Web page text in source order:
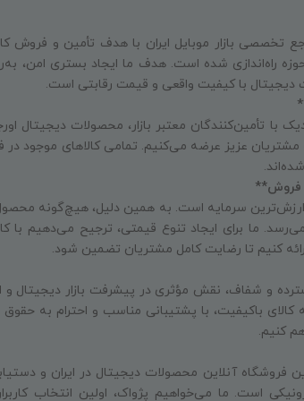
تخصصی بازار موبایل ایران با هدف تأمین و فروش
راه‌اندازی شده است. هدف ما ایجاد بستری امن،
دیجیتال با کیفیت واقعی و قیمت رقابتی است.
با تأمین‌کنندگان معتبر بازار، محصولات دیجیتال
مشتریان عزیز عرضه می‌کنیم. تمامی کالاهای موجود در
فروش**
سرمایه است. به همین دلیل، هیچ‌گونه
ما برای ایجاد تنوع قیمتی، ترجیح می‌دهیم
کنیم تا رضایت کامل مشتریان تضمین شود.
و شفاف، نقش مؤثری در پیشرفت بازار دیجیتال و
کالای باکیفیت، با پشتیبانی مناسب و احترام به
کنیم.
فروشگاه آنلاین محصولات دیجیتال در ایران و
است. ما می‌خواهیم پژواک، اولین انتخاب